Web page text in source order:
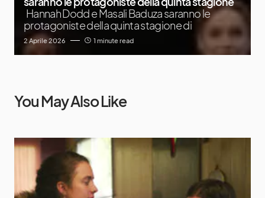
Hannah Dodd e Masali Baduza saranno le
protagoniste della quinta stagione di
2 Aprile 2026 1 minute read
You May Also Like